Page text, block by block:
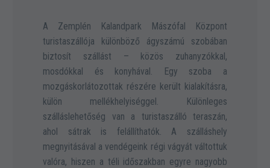
A Zemplén Kalandpark Mászófal Központ
turistaszállója különböző ágyszámú szobában
biztosít szállást – közös zuhanyzókkal,
mosdókkal és konyhával. Egy szoba a
mozgáskorlátozottak részére került kialakításra,
külön mellékhelyiséggel. Különleges
szálláslehetőség van a turistaszálló teraszán,
ahol sátrak is felállíthatók. A szálláshely
megnyitásával a vendégeink régi vágyát váltottuk
valóra, hiszen a téli időszakban egyre nagyobb